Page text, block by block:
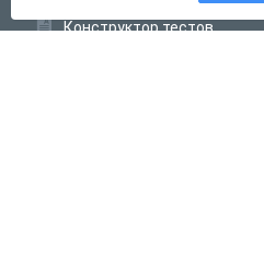
Конструктор тестов